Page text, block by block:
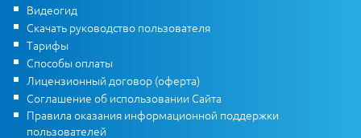
Видеогид
Скачать руководство пользователя
Тарифы
Способы оплаты
Лицензионный договор (оферта)
Соглашение об использовании Сайта
Правила оказания информационной поддержки
пользователей